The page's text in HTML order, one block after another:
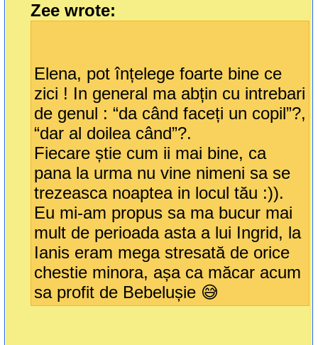
Zee wrote:
Elena, pot înțelege foarte bine ce
zici ! In general ma abțin cu intrebari
de genul : “da când faceți un copil”?,
“dar al doilea când”?.
Fiecare știe cum ii mai bine, ca
pana la urma nu vine nimeni sa se
trezeasca noaptea in locul tău :)).
Eu mi-am propus sa ma bucur mai
mult de perioada asta a lui Ingrid, la
Ianis eram mega stresată de orice
chestie minora, așa ca măcar acum
sa profit de Bebelușie 😅